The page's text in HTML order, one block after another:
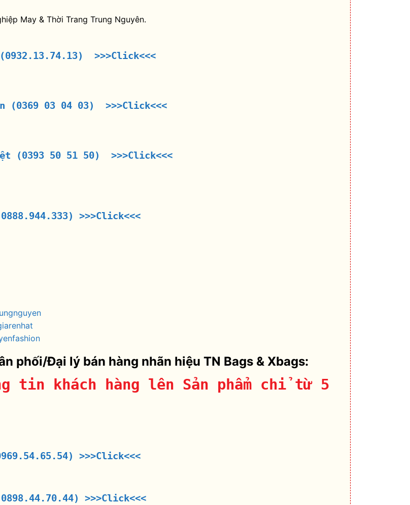
May & Thời Trang Trung Nguyên.
>>>Click<<<
(0369 03 04 03) >>>Click<<<
(0393 50 51 50) >>>Click<<<
>>>Click<<<
phối/Đại lý bán hàng nhãn hiệu TN Bags & Xbags:
tin khách hàng lên Sản phẩm chỉ từ 5
>>>Click<<<
>>>Click<<<